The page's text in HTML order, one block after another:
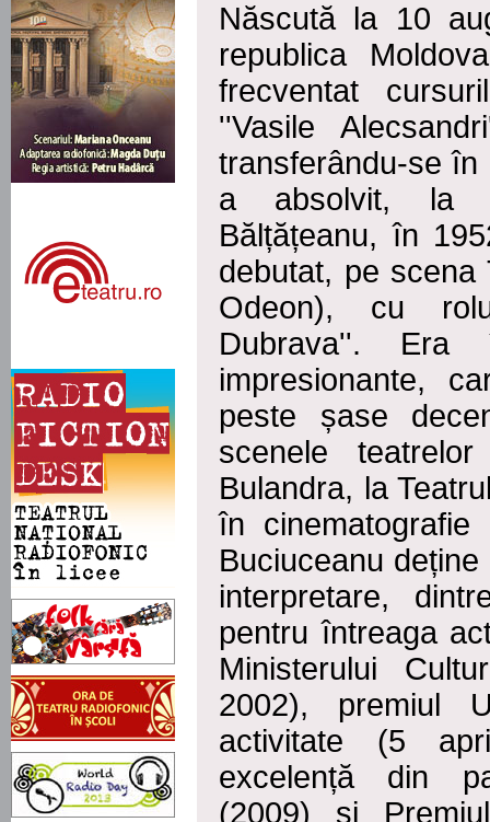
Născută la 10
republica
frecventat
''Vasile
transferându-se
a absolvit, la
Bălțățeanu, în
debutat, pe scena
Odeon), cu
Dubrava''. Era
impresionante,
peste șase
scenele
Bulandra, la
în
Buciuceanu
interpretare,
pentru întreaga
Ministerului
2002), premiul
activitate (5
excelență din
(2009) și